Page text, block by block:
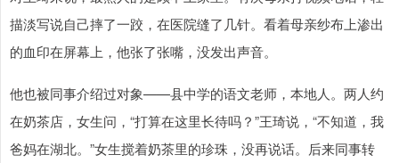
描淡写说自己摔了一跤，在医院缝了几针。看着母亲纱布上渗出
的血印在屏幕上，他张了张嘴，没发出声音。
他也被同事介绍过对象——县中学的语文老师，本地人。两人约
在奶茶店，女生问，“打算在这里长待吗？”王琦说，“不知道，我
爸妈在湖北。”女生搅着奶茶里的珍珠，没再说话。后来同事转